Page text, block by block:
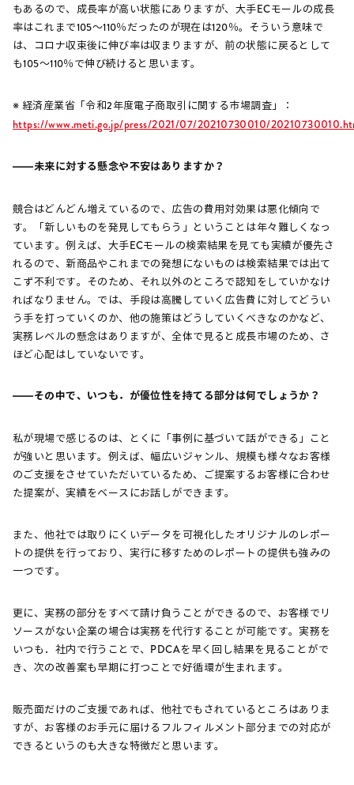
もあるので、成長率が高い状態にありますが、大手ECモールの成長
率はこれまで105～110％だったのが現在は120％。そういう意味で
は、コロナ収束後に伸び率は収まりますが、前の状態に戻るとして
も105～110％で伸び続けると思います。
※ 経済産業省「令和2年度電子商取引に関する市場調査」：
https://www.meti.go.jp/press/2021/07/20210730010/
――未来に対する懸念や不安はありますか？
競合はどんどん増えているので、広告の費用対効果は悪化傾向で
す。「新しいものを発見してもらう」ということは年々難しくなっ
ています。例えば、大手ECモールの検索結果を見ても実績が優先さ
れるので、新商品やこれまでの発想にないものは検索結果では出て
こず不利です。そのため、それ以外のところで認知をしていかなけ
ればなりません。では、手段は高騰していく広告費に対してどうい
う手を打っていくのか、他の施策はどうしていくべきなのかなど、
実務レベルの懸念はありますが、全体で見ると成長市場のため、さ
ほど心配はしていないです。
――その中で、いつも．が優位性を持てる部分は何でしょうか？
私が現場で感じるのは、とくに「事例に基づいて話ができる」こと
が強いと思います。例えば、幅広いジャンル、規模も様々なお客様
のご支援をさせていただいているため、ご提案するお客様に合わせ
た提案が、実績をベースにお話しができます。
また、他社では取りにくいデータを可視化したオリジナルのレポー
トの提供を行っており、実行に移すためのレポートの提供も強みの
一つです。
更に、実務の部分をすべて請け負うことができるので、お客様でリ
ソースがない企業の場合は実務を代行することが可能です。実務を
いつも．社内で行うことで、PDCAを早く回し結果を見ることがで
き、次の改善案も早期に打つことで好循環が生まれます。
販売面だけのご支援であれば、他社でもされているところはありま
すが、お客様のお手元に届けるフルフィルメント部分までの対応が
できるというのも大きな特徴だと思います。